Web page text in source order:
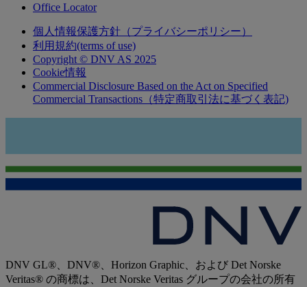
Office Locator
個人情報保護方針（プライバシーポリシー）
利用規約(terms of use)
Copyright © DNV AS 2025
Cookie情報
Commercial Disclosure Based on the Act on Specified
Commercial Transactions（特定商取引法に基づく表記)
DNV GL®、DNV®、Horizon Graphic、および Det Norske
Veritas® の商標は、Det Norske Veritas グループの会社の所有